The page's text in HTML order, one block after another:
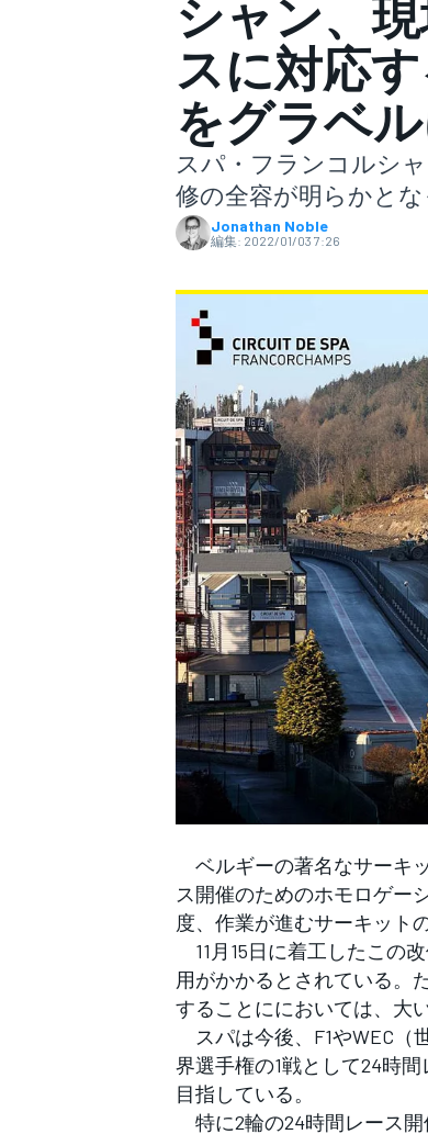
スーパーフォーミュラ
スーパーGT
WEC
フォーミュラE
シャン、
スに対応
をグラベ
スパ・フランコルシ
修の全容が明らかとな
Jonathan Noble
編集: 2022/01/03 7:26
ベルギーの著名なサーキ
ス開催のためのホモロゲー
度、作業が進むサーキット
11月15日に着工したこの
用がかかるとされている。
することににおいては、大
スパは今後、F1やWEC（
界選手権の1戦として24時
目指している。
特に2輪の24時間レース